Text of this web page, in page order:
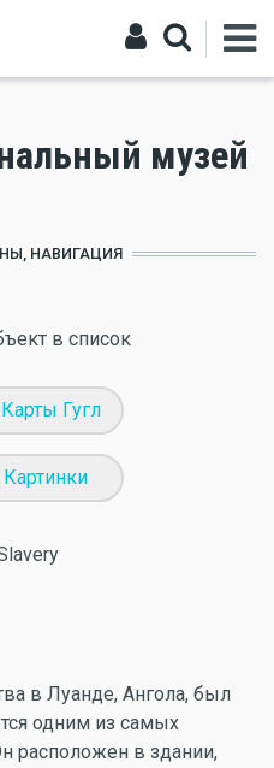
музей
НАВИГАЦИЯ
в список
Гугл
Картинки
в Луанде, Ангола, был
одним из самых
расположен в здании,